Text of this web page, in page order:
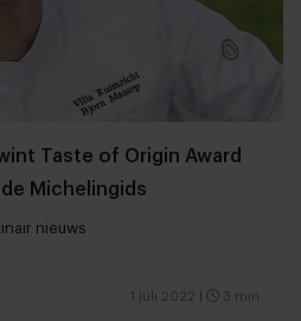
Taste of Origin Award
Michelingids
nieuws
1 juli 2022 3 min